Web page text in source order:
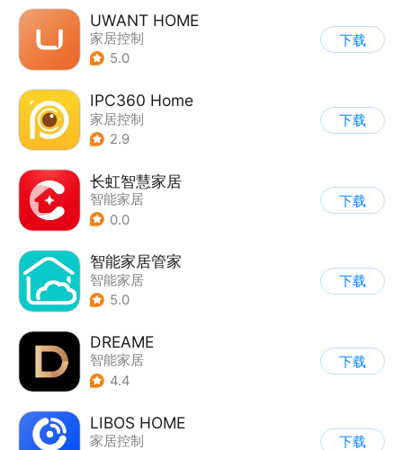
UWANT HOME
家居控制
5.0
下载
IPC360 Home
家居控制
2.9
下载
长虹智慧家居
智能家居
0.0
下载
智能家居管家
智能家居
5.0
下载
DREAME
智能家居
4.4
下载
LIBOS HOME
家居控制
下载